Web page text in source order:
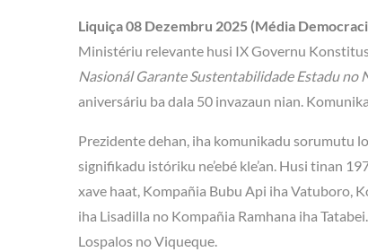
Liquiça 08 Dezembru 2025 (Média
Ministériu relevante husi IX Governu
Nasionál Garante Sustentabilidade Estadu no
aniversáriu ba dala 50 invazaun nian.
Prezidente dehan, iha komunikadu sorumutu
signifikadu istóriku ne’ebé kle’an. Husi tinan
xave haat, Kompañia Bubu Api iha Vatuboro,
iha Lisadilla no Kompañia Ramhana iha
Lospalos no Viqueque.